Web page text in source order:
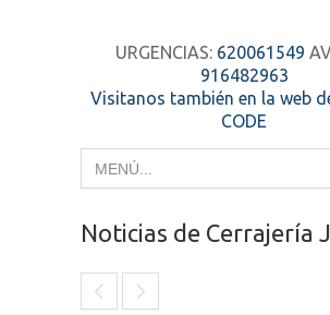
URGENCIAS: 620061549
916482963
Visitanos también en la web
CODE
Noticias de Cerrajería